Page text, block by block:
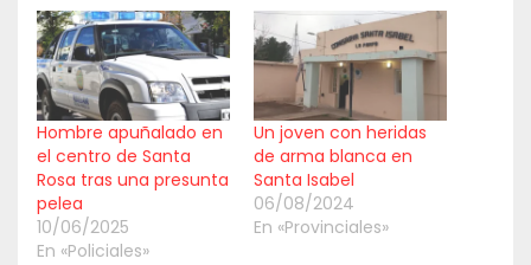
Hombre apuñalado en
el centro de Santa
Rosa tras una presunta
pelea
10/06/2025
En «Policiales»
Un joven con heridas
de arma blanca en
Santa Isabel
06/08/2024
En «Provinciales»